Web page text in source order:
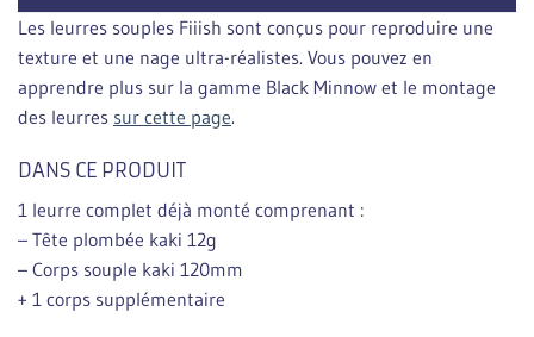
Les leurres souples Fiiish sont conçus pour reproduire une
texture et une nage ultra-réalistes. Vous pouvez en
apprendre plus sur la gamme Black Minnow et le montage
des leurres sur cette page.
DANS CE PRODUIT
1 leurre complet déjà monté comprenant :
– Tête plombée kaki 12g
– Corps souple kaki 120mm
+ 1 corps supplémentaire